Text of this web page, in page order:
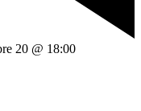
20 @ 18:00